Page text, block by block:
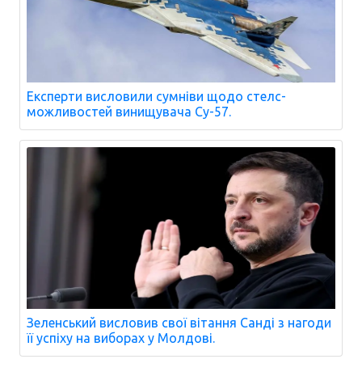
Експерти висловили сумніви щодо стелс-
можливостей винищувача Су-57.
Зеленський висловив свої вітання Санді з нагоди
її успіху на виборах у Молдові.